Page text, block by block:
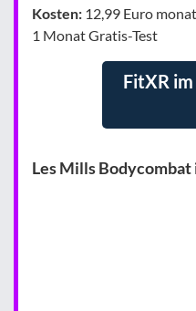
Kosten: 12,99 Euro
1 Monat Gratis-Test
FitXR
Les Mills